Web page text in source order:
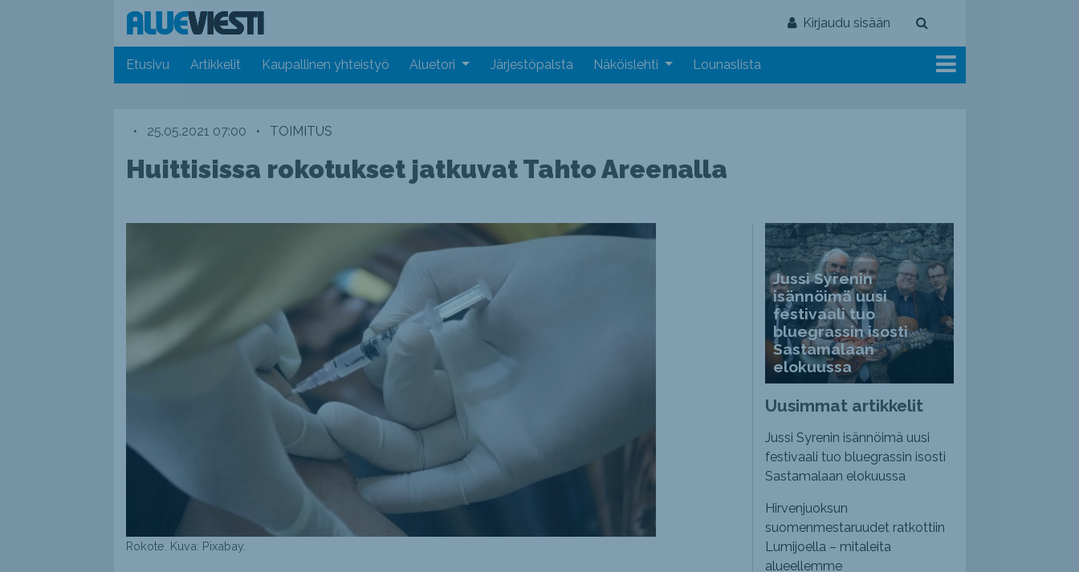
Kirjaudu sisään
Etusivu Artikkelit Kaupallinen yhteistyö Aluetori Järjestöpalsta Näköislehti Lounaslista
• 25.05.2021 07:00 • TOIMITUS
Huittisissa rokotukset jatkuvat Tahto Areenalla
Rokote. Kuva: Pixabay.
Jussi Syrenin
isännöimä uusi
festivaali tuo
bluegrassin isosti
Sastamalaan
elokuussa
Uusimmat artikkelit
Jussi Syrenin isännöimä uusi
festivaali tuo bluegrassin isosti
Sastamalaan elokuussa
Hirvenjuoksun
suomenmestaruudet ratkottiin
Lumijoella – mitaleita
alueellemme